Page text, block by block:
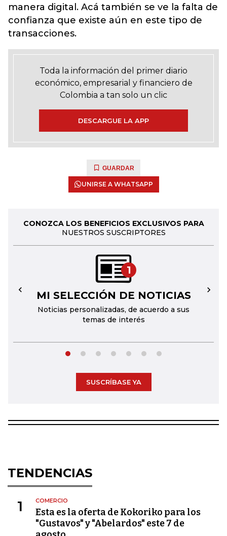
manera digital. Acá también se ve la falta de
confianza que existe aún en este tipo de
transacciones.
Toda la información del primer diario
económico, empresarial y financiero de
Colombia a tan solo un clic
DESCARGUE LA APP
GUARDAR
UNIRSE A WHATSAPP
CONOZCA LOS BENEFICIOS EXCLUSIVOS PARA
NUESTROS SUSCRIPTORES
1
MI SELECCIÓN DE NOTICIAS
Noticias personalizadas, de acuerdo a sus
temas de interés
← →
SUSCRÍBASE YA
TENDENCIAS
1 COMERCIO
Esta es la oferta de Kokoriko para los
"Gustavos" y "Abelardos" este 7 de